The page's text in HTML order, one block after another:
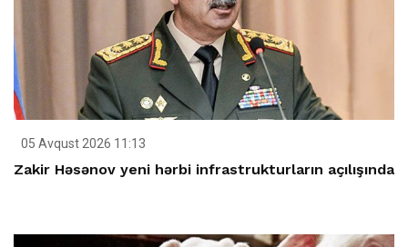
05 Avqust 2026 11:13
Zakir Həsənov yeni hərbi infrastrukturların açılışında